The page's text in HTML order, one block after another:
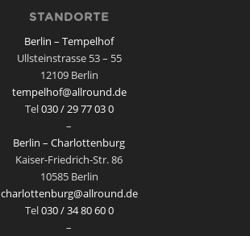
STANDORTE
Berlin – Tempelhof
Ullsteinstrasse 53 – 55
12109 Berlin
tempelhof@allround.de
Tel030 / 29 77 03 0
–
Berlin – Charlottenburg
Kaiser-Friedrich-Str. 86
10585 Berlin
charlottenburg@allround.de
Tel030 / 34 80 60 0
–